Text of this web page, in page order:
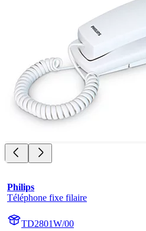
Philips
Téléphone fixe filaire
TD2801W/00